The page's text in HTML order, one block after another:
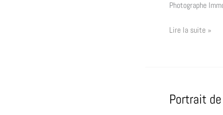
Photographe
Lire la suite »
Portrait
Portrait